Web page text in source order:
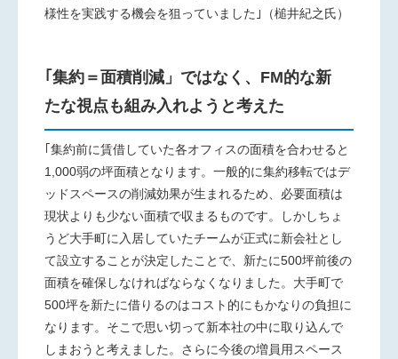
様性を実践する機会を狙っていました｣（槌井紀之氏）
｢集約＝面積削減」ではなく、FM的な新
たな視点も組み入れようと考えた
｢集約前に賃借していた各オフィスの面積を合わせると
1,000弱の坪面積となります。一般的に集約移転ではデ
ッドスペースの削減効果が生まれるため、必要面積は
現状よりも少ない面積で収まるものです。しかしちょ
うど大手町に入居していたチームが正式に新会社とし
て設立することが決定したことで、新たに500坪前後の
面積を確保しなければならなくなりました。大手町で
500坪を新たに借りるのはコスト的にもかなりの負担に
なります。そこで思い切って新本社の中に取り込んで
しまおうと考えました。さらに今後の増員用スペース